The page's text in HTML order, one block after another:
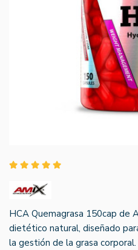
HCA Quemagrasa 150cap de
dietético natural, diseñado
la gestión de la grasa